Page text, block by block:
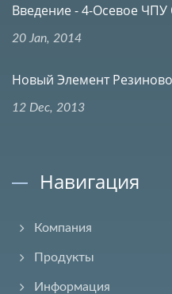
Введение - 4-Осевое
20 Jan, 2014
Новый Элемент
12 Dec, 2013
Навигация
Компания
Продукты
Информация